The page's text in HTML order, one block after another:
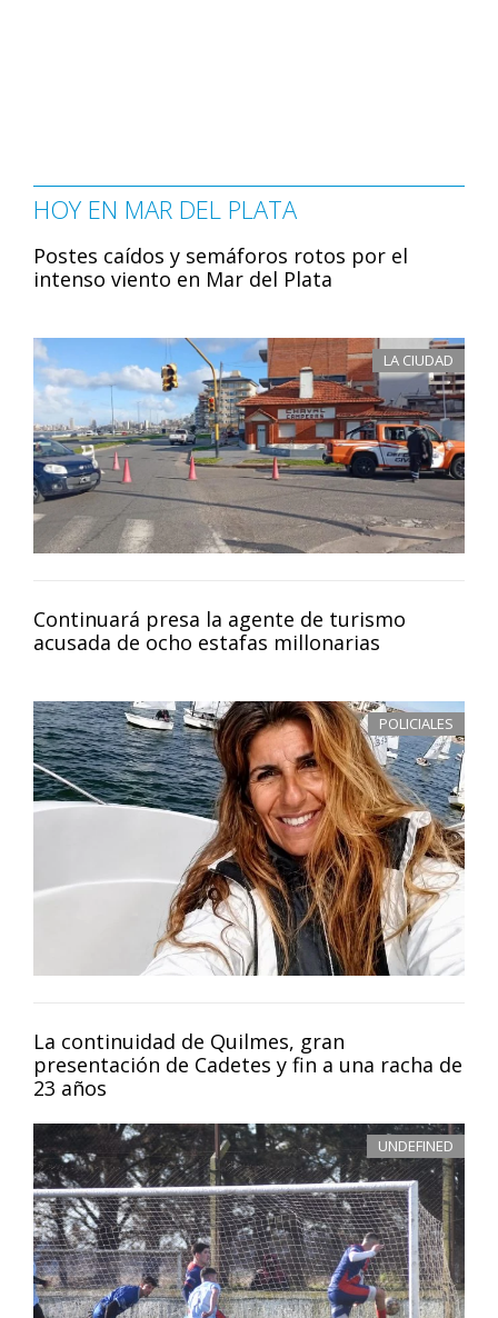
HOY EN MAR DEL PLATA
Postes caídos y semáforos rotos por el
intenso viento en Mar del Plata
LA CIUDAD
Continuará presa la agente de turismo
acusada de ocho estafas millonarias
POLICIALES
La continuidad de Quilmes, gran
presentación de Cadetes y fin a una racha de
23 años
UNDEFINED